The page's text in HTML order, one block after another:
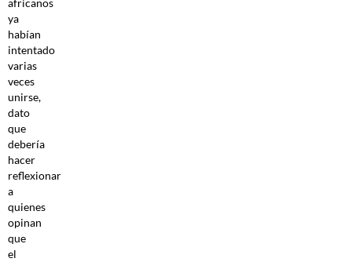
africanos
ya
habían
intentado
varias
veces
unirse,
dato
que
debería
hacer
reflexionar
a
quienes
opinan
que
el